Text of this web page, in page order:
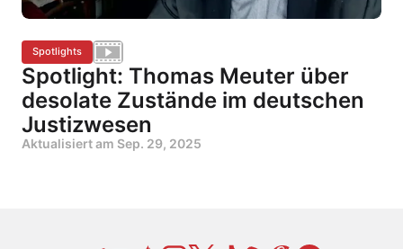
Spotlights
Spotlight: Thomas Meuter über
desolate Zustände im deutschen
Justizwesen
Aktualisiert am Sep. 29, 2025